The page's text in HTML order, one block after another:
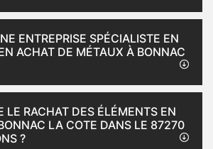
ENTREPRISE SPÉCIALISTE EN
ACHAT DE MÉTAUX À BONNAC
LE RACHAT DES ÉLÉMENTS EN
LA COTE DANS LE 87270
?